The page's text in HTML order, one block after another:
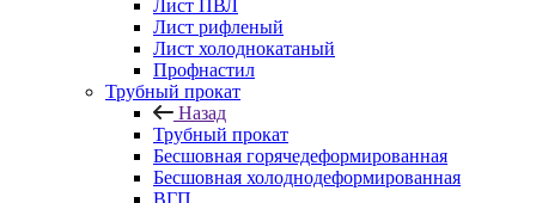
Лист ПВЛ
Лист рифленый
Лист холоднокатаный
Профнастил
Трубный прокат
Назад
Трубный прокат
Бесшовная горячедеформированная
Бесшовная холоднодеформированная
ВГП